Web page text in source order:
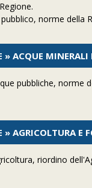
norme della
ACQUE MINERALI
pubbliche, norme
AGRICOLTURA E
riordino